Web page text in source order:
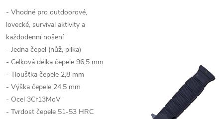
- Vhodné pro outdoorové,
lovecké, survival aktivity a
každodenní nošení
- Jedna čepel (nůž, pilka)
- Celková délka čepele 96,5 mm
- Tloušťka čepele 2,8 mm
- Výška čepele 24,5 mm
- Ocel 3Cr13MoV
- Tvrdost čepele 51-53 HRC